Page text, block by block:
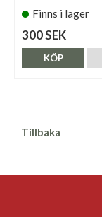
Finns i lager
300 SEK
KÖP
Tillbaka